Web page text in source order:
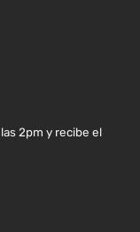
2pm y recibe el